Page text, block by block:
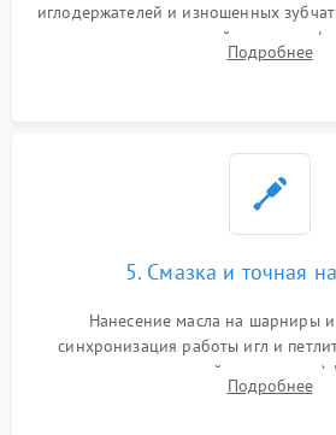
иглодержателей и изношенных
новых петлителей взамен
Восстановление контактов в
Подробнее
5. Смазка и точная
Нанесение масла на шарниры
синхронизация работы игл и
зазоров до сотых долей миллиметра).
ножей, ширины обметки и хода
Подробнее